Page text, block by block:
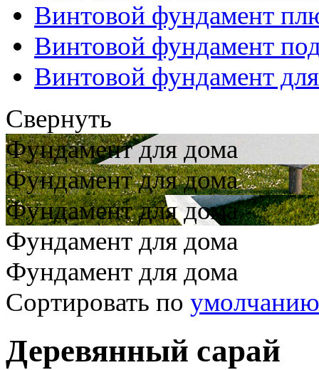
Винтовой фундамент
Винтовой фундамент
Винтовой фундамент
Свернуть
Фундамент для дома
Фундамент для дома
Фундамент для дома
Фундамент для дома
Фундамент для дома
Сортировать по умолчанию
Деревянный сарай